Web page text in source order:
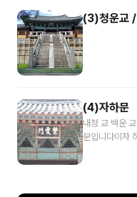
(3)청운교
(4)자하문
내정 교 백운
분입니다이자
가 쏠려 있는